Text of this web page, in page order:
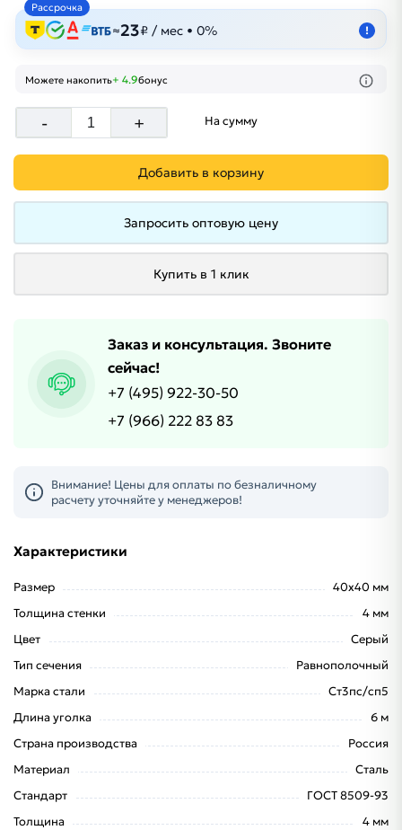
Рассрочка
≈23₽ / мес • 0% !
Можете накопить+ 4.9бонус
- + На сумму
Добавить в корзину
Запросить оптовую цену
Купить в 1 клик
Заказ и консультация. Звоните
сейчас!
+7 (495) 922-30-50
+7 (966) 222 83 83
Внимание! Цены для оплаты по безналичному
расчету уточняйте у менеджеров!
Характеристики
Размер
40х40 мм
Толщина стенки
4 мм
Цвет
Серый
Тип сечения
Равнополочный
Марка стали
Ст3пс/сп5
Длина уголка
6 м
Страна производства
Россия
Материал
Сталь
Стандарт
ГОСТ 8509-93
Толщина
4 мм